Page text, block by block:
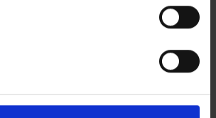
autoriza a que le podamos enviar por
autoriza a que le podamos enviar por
Immobiliaris des de 1948 S.L.